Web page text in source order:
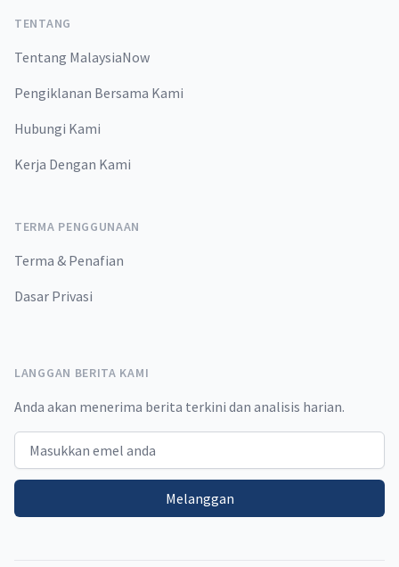
TENTANG
Tentang MalaysiaNow
Pengiklanan Bersama Kami
Hubungi Kami
Kerja Dengan Kami
TERMA PENGGUNAAN
Terma & Penafian
Dasar Privasi
LANGGAN BERITA KAMI
Anda akan menerima berita terkini dan analisis harian.
Email address
Melanggan